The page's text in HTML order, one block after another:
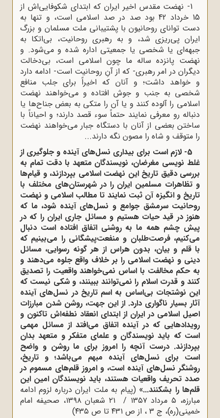
1- نهضت مقدس اخیر ایران که ابتدای شکوفایی‌اش از
15 خرداد 42 بود صد در صد اسلامی است، و تنها به
دست توانای روحانیون با پشتیبانی ملت مسلمان و بزرگ
ایران پی‌ریزی شد، و به رهبری روحانیت، بی‌اتکا به
جبهه‌ای یا شخصی یا جمعیتی اداره شده و می‌شود. و
نهضت پانزده ساله ما چون اسلامی است، بی‌دخالت
دیگران در امر رهبری- که از آنِ روحانیت است- ادامه دارد
و خواهد داشت؛ و آنان که اخیراً برای جلب منافع
شخصی به جنب و جوش افتاده و می‌خواهند نهضت
اسلامی را آلوده کنند و یا آن را متکی به بعض جناح‌ها یا
دنباله رو معرفی نمایند حتماً سوء قصد دارند؛ و احیاناً با
ساختن بعضی از آنان با دستگاه جبار می‌خواهند نهضت
را متوقف و شاه را مصون نگه دارند...
5- لازم است برای بیداری نسل‌های آینده و جلوگیری از
غلط نویسی مغرضان، نویسندگان متعهد با دقت تمام به
بررسی دقیق تاریخ این نهضت اسلامی بپردازند، و قیام‌ها
و تظاهرات مسلمین ایران را در شهرستان‌های مختلف با
تاریخ و انگیزه آن ثبت نمایند تا مطالب اسلامی و نهضت
روحانیت سرمشق جوامع و نسل‌های آینده شود، ما که
هنوز در قید حیات هستیم و مسائل جاری ایران را که در
پیش چشم همه ما به روشنی اتفاق افتاده است دنبال
می‌کنیم، فرصت‌طلبان و منفعت‌پیشگانی را می‌بینیم که
با قلم و بیان، بدون هراس از هر گونه رسوایی، مسائل
دینی و نهضت اسلامی را بر خلاف واقع جلوه می‌دهند و
به حکم مخالفت با اساس نمی‌خواهند واقعیت را تصدیق
کنند و قدرت اسلام را نمی‌توانند ببینند، و شکی نیست که
این نوشتجات بی‌اساس به اسم تاریخ در نسل‌های آینده
آثار بسیار ناگواری دارد. از این جهت، روشن شدن مبارزات
اصیل اسلامی در ایران از ابتدای انعقاد نطفه‌اش تاکنون و
رویدادهایی که در آینده اتفاق می‌افتد از مسائل مهمی
است که باید نویسندگان و علمای متفکر و متعهد بدان
بپردازند. درست آنچه را امروز برای ما روشن و واضح
است برای نسل‌های آینده مبهم می‌باشد؛ و تاریخ،
روشنگر نسل‌های آینده است، و امروز قلم‌های مسموم در
صدد تحریف واقعیات هستند، باید نویسندگان امین این
قلم‌ها را بشکنند...» (پیام به ملت ایران درباره لزوم ادامه
مبارزه‌، ۵ مرداد ۱۳۵۷ / ۲۱ شعبان ۱۳۹۸، صحیفه امام
خمینی(ره)، ج ۳ ، از ص ۴۳۱ تا ص ۴۳۵)